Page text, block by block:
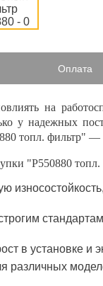
Оплата
на
у надежных
топл. фильтр"
"P550880 топл.
в установке и
различных